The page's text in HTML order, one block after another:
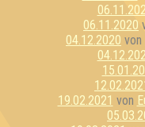
06.11.2020
04.12.2020 von
19.02.2021 von